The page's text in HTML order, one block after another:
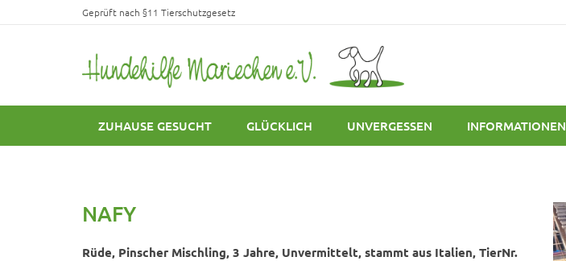
Geprüft nach §11 Tierschutzgesetz
ZUHAUSE GESUCHT GLÜCKLICH UNVERGESSEN INFORMATIONEN
NAFY
Rüde, Pinscher Mischling, 3 Jahre, Unvermittelt, stammt aus Italien, TierNr.